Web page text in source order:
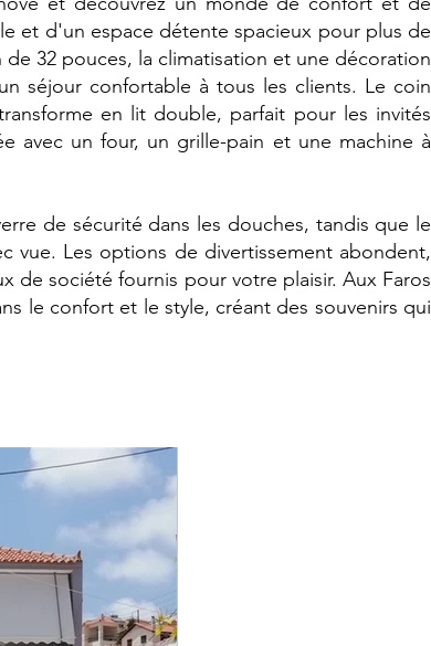
et d'un espace détente spacieux pour plus de
32 pouces, la climatisation et une décoration
séjour confortable à tous les clients. Le coin
en lit double, parfait pour les invités
avec un four, un grille-pain et une machine à
de sécurité dans les douches, tandis que le
vue. Les options de divertissement abondent,
de société fournis pour votre plaisir. Aux Faros
le confort et le style, créant des souvenirs qui